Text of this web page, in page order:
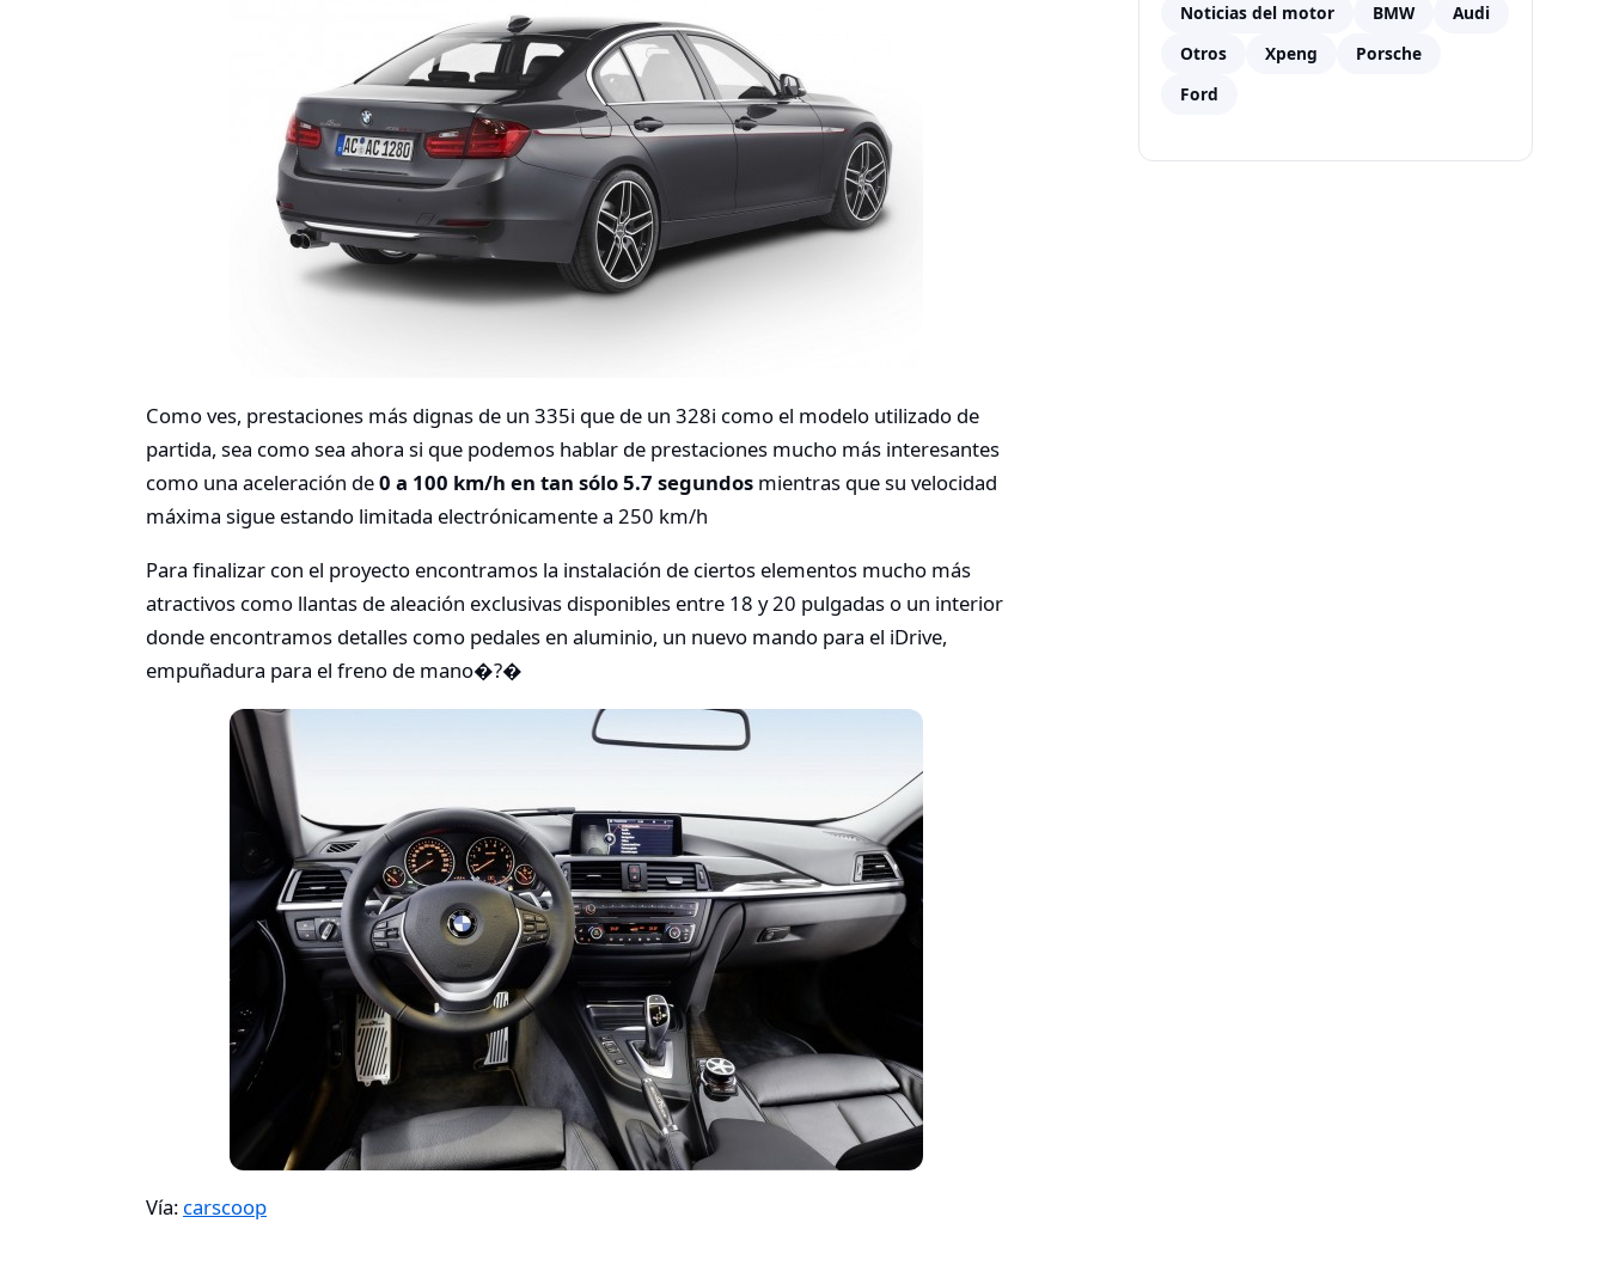
Como ves, prestaciones más dignas de un 335i que de un 328i como el modelo utilizado de
partida, sea como sea ahora si que podemos hablar de prestaciones mucho más interesantes
como una aceleración de0 a 100 km/h en tan sólo 5.7 segundos mientras que su velocidad
máxima sigue estando limitada electrónicamente a 250 km/h
Para finalizar con el proyecto encontramos la instalación de ciertos elementos mucho más
atractivos como llantas de aleación exclusivas disponibles entre 18 y 20 pulgadas o un interior
donde encontramos detalles como pedales en aluminio, un nuevo mando para el iDrive,
empuñadura para el freno de mano�?�
Vía: carscoop
Noticias del motor
BMW
Audi
Otros
Xpeng
Porsche
Ford